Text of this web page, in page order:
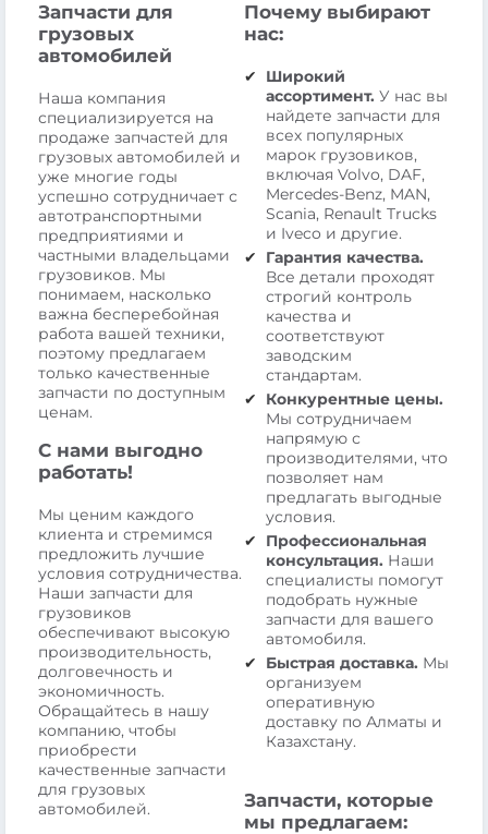
Запчасти для
грузовых
автомобилей
Наша компания
специализируется на
продаже запчастей для
грузовых автомобилей и
уже многие годы
успешно сотрудничает с
автотранспортными
предприятиями и
частными владельцами
грузовиков. Мы
понимаем, насколько
важна бесперебойная
работа вашей техники,
поэтому предлагаем
только качественные
запчасти по доступным
ценам.
С нами выгодно
работать!
Мы ценим каждого
клиента и стремимся
предложить лучшие
условия сотрудничества.
Наши запчасти для
грузовиков
обеспечивают высокую
производительность,
долговечность и
экономичность.
Обращайтесь в нашу
компанию, чтобы
приобрести
качественные запчасти
для грузовых
автомобилей.
Почему выбирают
нас:
Широкий
ассортимент. У нас вы
найдете запчасти для
всех популярных
марок грузовиков,
включая Volvo, DAF,
Mercedes-Benz, MAN,
Scania, Renault Trucks
и Iveco и другие.
Гарантия качества.
Все детали проходят
строгий контроль
качества и
соответствуют
заводским
стандартам.
Конкурентные цены.
Мы сотрудничаем
напрямую с
производителями, что
позволяет нам
предлагать выгодные
условия.
Профессиональная
консультация. Наши
специалисты помогут
подобрать нужные
запчасти для вашего
автомобиля.
Быстрая доставка. Мы
организуем
оперативную
доставку по Алматы и
Казахстану.
Запчасти, которые
мы предлагаем: